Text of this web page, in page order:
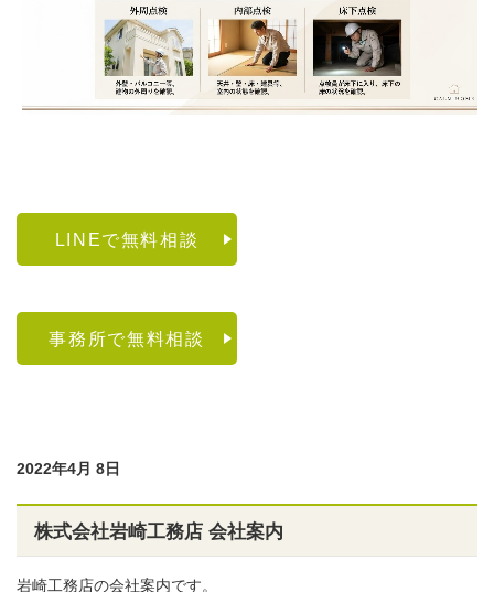
LINEで無料相談
事務所で無料相談
2022年4月 8日
株式会社岩崎工務店 会社案内
岩崎工務店の会社案内です。